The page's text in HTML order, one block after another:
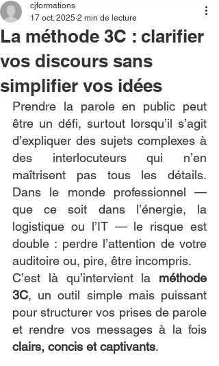
La méthode 3C : clarifier
vos discours sans
simplifier vos idées
cjformations
17 oct. 2025 2 min de lecture
Prendre la parole en public peut
être un défi, surtout lorsqu’il s’agit
d’expliquer des sujets complexes à
des interlocuteurs qui n’en
maîtrisent pas tous les détails.
Dans le monde professionnel —
que ce soit dans l’énergie, la
logistique ou l’IT — le risque est
double : perdre l’attention de votre
auditoire ou, pire, être incompris.
C’est là qu’intervient la méthode
3C, un outil simple mais puissant
pour structurer vos prises de parole
clairs, concis et captivants.